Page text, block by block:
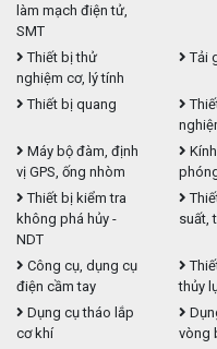
làm mạch điện tử,
SMT
Thiết bị thử
nghiệm cơ, lý tính
Tải
Thiết bị quang
Máy bộ đàm, định
vị GPS, ống nhòm
Thiết bị kiểm tra
không phá hủy -
NDT
suất,
Công cụ, dụng cụ
điện cầm tay
thủy
Dụng cụ tháo lắp
cơ khí
vòng